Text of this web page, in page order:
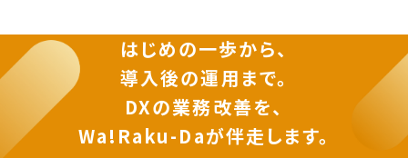
はじめの一歩から、
導入後の運用まで。
DXの業務改善を、
Wa!Raku-Daが伴走します。